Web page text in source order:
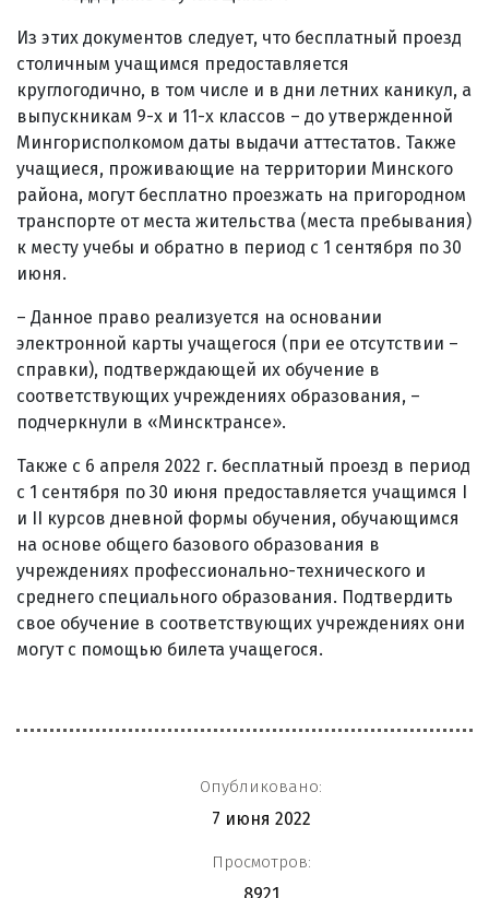
Из этих документов следует, что бесплатный проезд
столичным учащимся предоставляется
круглогодично, в том числе и в дни летних каникул, а
выпускникам 9-х и 11-х классов – до утвержденной
Мингорисполкомом даты выдачи аттестатов. Также
учащиеся, проживающие на территории Минского
района, могут бесплатно проезжать на пригородном
транспорте от места жительства (места пребывания)
к месту учебы и обратно в период с 1 сентября по 30
июня.
– Данное право реализуется на основании
электронной карты учащегося (при ее отсутствии –
справки), подтверждающей их обучение в
соответствующих учреждениях образования, –
подчеркнули в «Минсктрансе».
Также с 6 апреля 2022 г. бесплатный проезд в период
с 1 сентября по 30 июня предоставляется учащимся I
и II курсов дневной формы обучения, обучающимся
на основе общего базового образования в
учреждениях профессионально-технического и
среднего специального образования. Подтвердить
свое обучение в соответствующих учреждениях они
могут с помощью билета учащегося.
Опубликовано:
7 июня 2022
Просмотров:
8921